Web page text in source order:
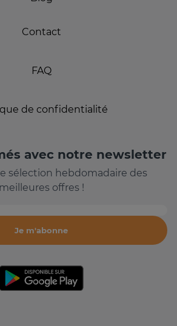
Contact
FAQ
de confidentialité
avec notre newsletter
sélection hebdomadaire des
meilleures offres !
Je m'abonne